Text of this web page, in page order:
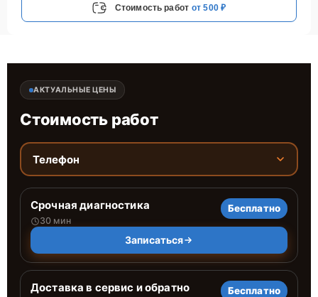
Стоимость работ от 500 ₽
АКТУАЛЬНЫЕ ЦЕНЫ
Стоимость работ
Телефон
Срочная диагностика
30 мин
Бесплатно
Записаться
Доставка в сервис и обратно Бесплатно